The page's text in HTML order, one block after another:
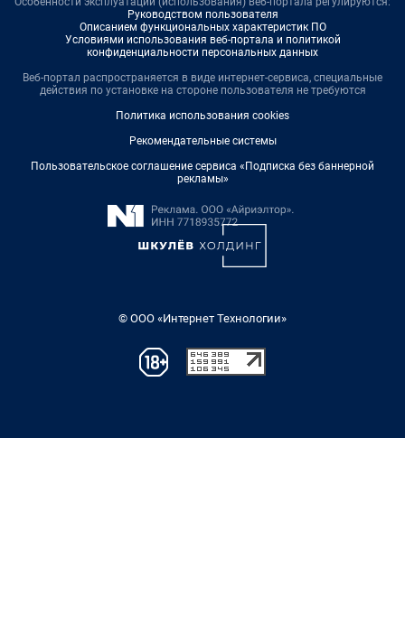
Руководством пользователя
Описанием функциональных характеристик ПО
Условиями использования веб-портала и политикой
конфиденциальности персональных данных
Веб-портал распространяется в виде интернет-сервиса, специальные
действия по установке на стороне пользователя не требуются
Политика использования cookies
Рекомендательные системы
Пользовательское соглашение сервиса «Подписка без баннерной
рекламы»
© ООО «Интернет Технологии»